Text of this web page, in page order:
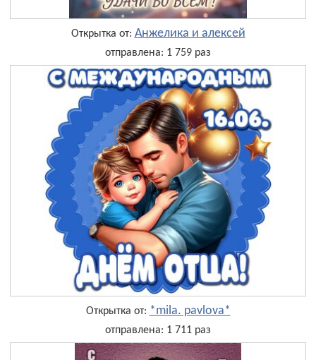
Открытка от: Анжелика и алексей
отправлена: 1 759 раз
Открытка от: *mila. pavlova*
отправлена: 1 711 раз